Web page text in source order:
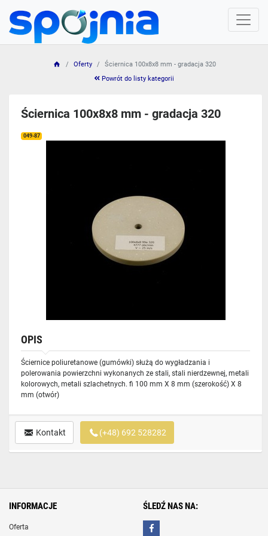
Oferty
Ściernica 100x8x8 mm - gradacja 320
Powrót do listy kategorii
Ściernica 100x8x8 mm - gradacja 320
049-87
OPIS
Ściernice poliuretanowe (gumówki) służą do wygładzania i
polerowania powierzchni wykonanych ze stali, stali nierdzewnej, metali
kolorowych, metali szlachetnych. fi 100 mm X 8 mm (szerokość) X 8
mm (otwór)
Kontakt (+48) 692 528282
INFORMACJE
Oferta
ŚLEDŹ NAS NA: